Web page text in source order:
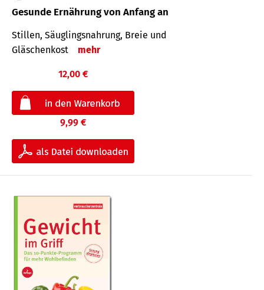
Gesunde Ernährung von Anfang an
Stillen, Säuglingsnahrung, Breie und
Gläschenkost
mehr
12,00 €
9,99 €